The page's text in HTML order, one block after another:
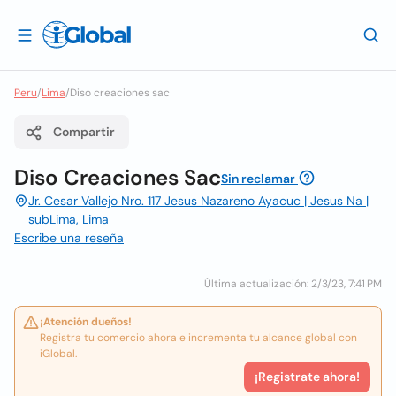
Peru/Lima/Diso creaciones sac
Compartir
Diso Creaciones SacSin reclamar
Jr. Cesar Vallejo Nro. 117 Jesus Nazareno Ayacuc | Jesus Na |
subLima, Lima
Escribe una reseña
Última actualización: 2/3/23, 7:41 PM
¡Atención dueños!
Registra tu comercio ahora e incrementa tu alcance global con
iGlobal.
¡Registrate ahora!